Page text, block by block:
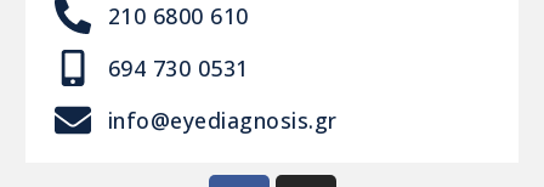
210 6800 610
694 730 0531
info@eyediagnosis.gr